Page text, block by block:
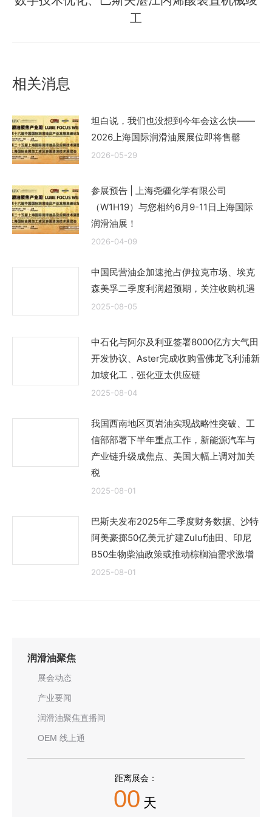
来
的
工
相关消息
坦白说，我们也没想到今年会这么快——
2026上海国际润滑油展展位即将售罄
2026-05-29
参展预告 | 上海尧疆化学有限公司
（W1H19）与您相约6月9-11日上海国际
润滑油展！
2026-04-09
中国民营油企加速抢占伊拉克市场、埃克
森美孚二季度利润超预期，关注收购机遇
2025-08-05
中石化与阿尔及利亚签署8000亿方大气田
开发协议、Aster完成收购雪佛龙飞利浦新
加坡化工，强化亚太供应链
2025-08-04
我国西南地区页岩油实现战略性突破、工
信部部署下半年重点工作，新能源汽车与
产业链升级成焦点、美国大幅上调对加关
税
2025-08-01
巴斯夫发布2025年二季度财务数据、沙特
阿美豪掷50亿美元扩建Zuluf油田、印尼
B50生物柴油政策或推动棕榈油需求激增
2025-08-01
润滑油聚焦
展会动态
产业要闻
润滑油聚焦直播间
OEM 线上通
距离展会：
00 天